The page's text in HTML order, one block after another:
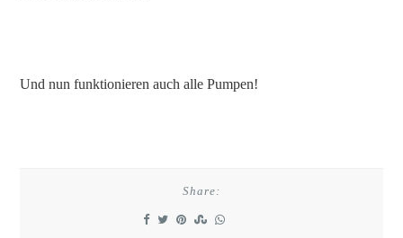
Und nun funktionieren auch alle Pumpen!
Share: